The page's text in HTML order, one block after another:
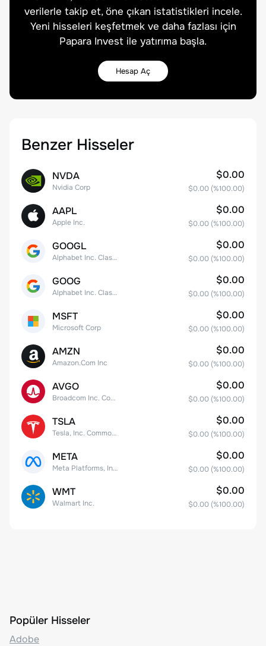
verilerle takip et, öne çıkan istatistikleri incele.
Yeni hisseleri keşfetmek ve daha fazlası için
Papara Invest ile yatırıma başla.
Hesap Aç
Benzer Hisseler
NVDA
Nvidia Corp
$0.00
$0.00 (%100.00)
AAPL
Apple Inc.
$0.00
$0.00 (%100.00)
GOOGL
Alphabet Inc. Class A Common Stock
$0.00
$0.00 (%100.00)
GOOG
Alphabet Inc. Class C Capital Stock
$0.00
$0.00 (%100.00)
MSFT
Microsoft Corp
$0.00
$0.00 (%100.00)
AMZN
Amazon.Com Inc
$0.00
$0.00 (%100.00)
AVGO
Broadcom Inc. Common Stock
$0.00
$0.00 (%100.00)
TSLA
Tesla, Inc. Common Stock
$0.00
$0.00 (%100.00)
META
Meta Platforms, Inc. Class A Common Stock
$0.00
$0.00 (%100.00)
WMT
Walmart Inc.
$0.00
$0.00 (%100.00)
Popüler Hisseler
Adobe